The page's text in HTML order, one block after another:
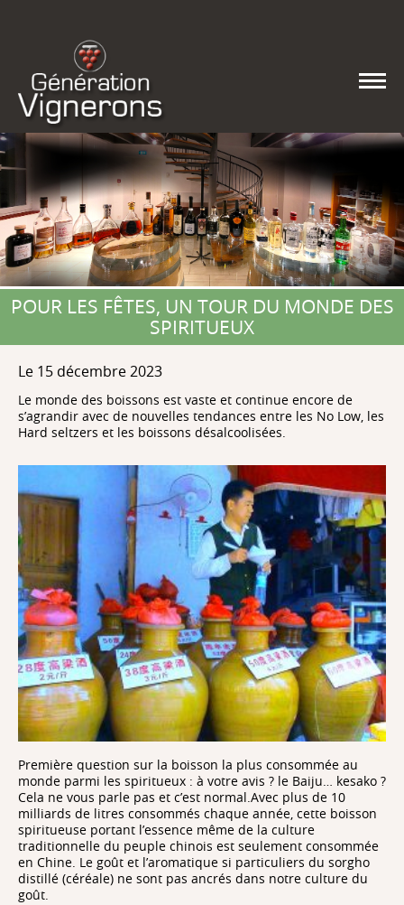
POUR LES FÊTES, UN TOUR DU MONDE DES
SPIRITUEUX
Le 15 décembre 2023
Le monde des boissons est vaste et continue encore de
s’agrandir avec de nouvelles tendances entre les No Low, les
Hard seltzers et les boissons désalcoolisées.
Première question sur la boisson la plus consommée au
monde parmi les spiritueux : à votre avis ? le Baiju… kesako ?
Cela ne vous parle pas et c’est normal.Avec plus de 10
milliards de litres consommés chaque année, cette boisson
spiritueuse portant l’essence même de la culture
traditionnelle du peuple chinois est seulement consommée
en Chine. Le goût et l’aromatique si particuliers du sorgho
distillé (céréale) ne sont pas ancrés dans notre culture du
goût.